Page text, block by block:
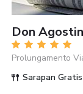
Don
Prolungamento
Sarapan Gratis